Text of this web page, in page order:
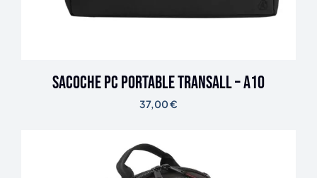
Sacoche PC portable TRANSALL – A10
37,00€